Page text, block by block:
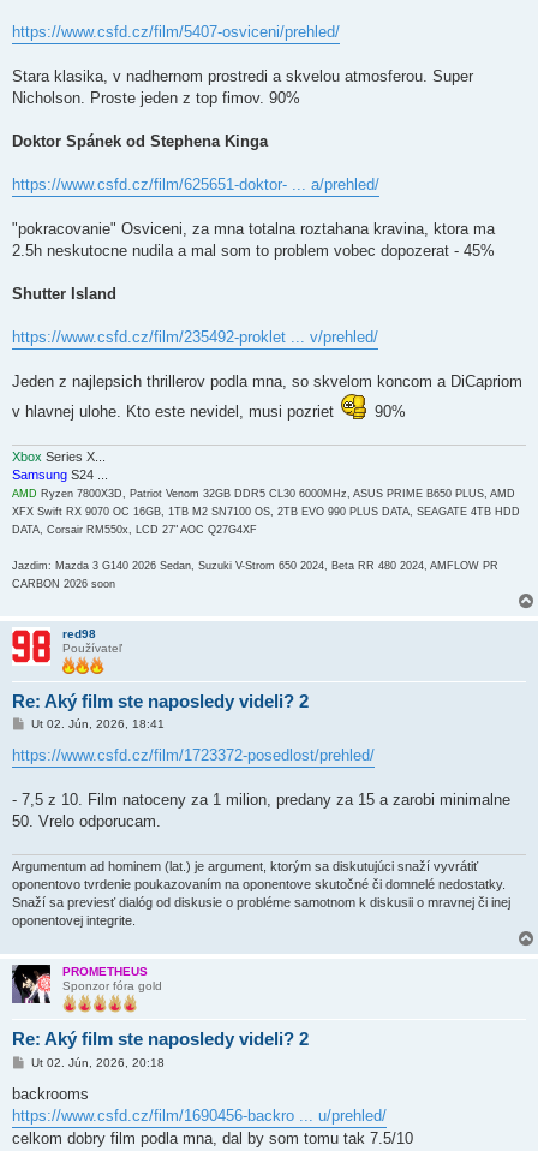
e
v
k
https://www.csfd.cz/film/5407-osviceni/prehled/
Stara klasika, v nadhernom prostredi a skvelou atmosferou. Super
Nicholson. Proste jeden z top fimov. 90%
Doktor Spánek od Stephena Kinga
https://www.csfd.cz/film/625651-doktor- ... a/prehled/
"pokracovanie" Osviceni, za mna totalna roztahana kravina, ktora ma
2.5h neskutocne nudila a mal som to problem vobec dopozerat - 45%
Shutter Island
https://www.csfd.cz/film/235492-proklet ... v/prehled/
Jeden z najlepsich thrillerov podla mna, so skvelom koncom a DiCapriom
v hlavnej ulohe. Kto este nevidel, musi pozriet
90%
Xbox Series X...
Samsung S24 ...
AMD Ryzen 7800X3D, Patriot Venom 32GB DDR5 CL30 6000MHz, ASUS PRIME B650 PLUS, AMD
XFX Swift RX 9070 OC 16GB, 1TB M2 SN7100 OS, 2TB EVO 990 PLUS DATA, SEAGATE 4TB HDD
DATA, Corsair RM550x, LCD 27" AOC Q27G4XF
Jazdim: Mazda 3 G140 2026 Sedan, Suzuki V-Strom 650 2024, Beta RR 480 2024, AMFLOW PR
CARBON 2026 soon
red98
Používateľ
Re: Aký film ste naposledy videli? 2
P
í
s
e
v
o
Ut 02. Jún, 2026, 18:41
https://www.csfd.cz/film/1723372-posedlost/prehled/
- 7,5 z 10. Film natoceny za 1 milion, predany za 15 a zarobi minimalne
50. Vrelo odporucam.
Argumentum ad hominem (lat.) je argument, ktorým sa diskutujúci snaží vyvrátiť
oponentovo tvrdenie poukazovaním na oponentove skutočné či domnelé nedostatky.
Snaží sa previesť dialóg od diskusie o probléme samotnom k diskusii o mravnej či inej
oponentovej integrite.
PROMETHEUS
Sponzor fóra gold
Re: Aký film ste naposledy videli? 2
P
í
p
e
v
Ut 02. Jún, 2026, 20:18
backrooms
https://www.csfd.cz/film/1690456-backro ... u/prehled/
celkom dobry film podla mna, dal by som tomu tak 7.5/10